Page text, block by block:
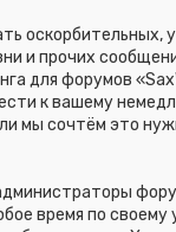
и прочих
для форумов
к вашему
мы сочтём это
время по своему